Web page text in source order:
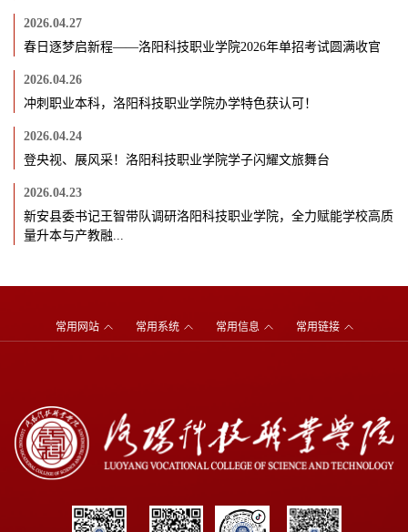
2026.04.27
春日逐梦启新程——洛阳科技职业学院2026年单招考试圆满收官
2026.04.26
冲刺职业本科，洛阳科技职业学院办学特色获认可！
2026.04.24
登央视、展风采！洛阳科技职业学院学子闪耀文旅舞台
2026.04.23
新安县委书记王智带队调研洛阳科技职业学院，全力赋能学校高质
量升本与产教融...
常用网站 常用系统 常用信息 常用链接